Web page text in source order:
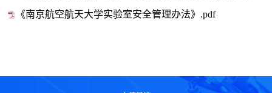
《南京航空航天大学实验室安全管理办法》.pdf